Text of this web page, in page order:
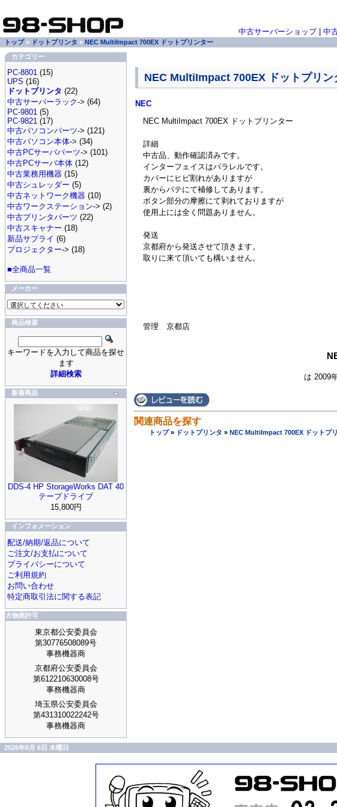
NEC MultiImpact 700EX ドットプリン
NEC
NEC MultiImpact 700EX ドットプリンター
詳細
中古品、動作確認済みです。
インターフェイスはパラレルです。
カバーにヒビ割れがありますが
裏からパテにて補修してあります。
ボタン部分の摩擦にて剥れておりますが
使用上には全く問題ありません。
発送
京都府から発送させて頂きます。
取りに来て頂いても構いません。
管理 京都店
は 2009
関連商品を探す
トップ» ドットプリンタ » NEC MultiImpact 700EX ドットプ
中古サーバーショップ| 中
トップ» ドットプリンタ » NEC MultiImpact 700EX ドットプリンター
カテゴリー
PC-8801 (15)
UPS (16)
ドットプリンタ (22)
中古サーバーラック-> (64)
PC-9801 (5)
PC-9821 (17)
中古パソコンパーツ-> (121)
中古パソコン本体-> (34)
中古PCサーバパーツ-> (101)
中古PCサーバ本体 (12)
中古業務用機器 (15)
中古シュレッダー (5)
中古ネットワーク機器 (10)
中古ワークステーション-> (2)
中古プリンタパーツ (22)
中古スキャナー (18)
新品サプライ (6)
プロジェクター-> (18)
■全商品一覧
メーカー
商品検索
キーワードを入力して商品を探せ
ます
詳細検索
新着商品
DDS-4 HP StorageWorks DAT 40
テープドライブ
15,800円
インフォメーション
配送/納期/返品について
ご注文/お支払について
プライバシーについて
ご利用規約
お問い合わせ
特定商取引法に関する表記
古物商許可
東京都公安委員会
第30776508089号
事務機器商
京都府公安委員会
第612210630008号
事務機器商
埼玉県公安委員会
第431310022242号
事務機器商
2026年8月 6日 木曜日